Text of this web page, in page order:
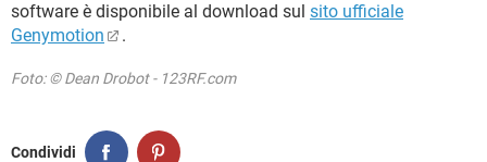
software è disponibile al download sul sito ufficiale
Genymotion
.
Foto: © Dean Drobot - 123RF.com
Condividi